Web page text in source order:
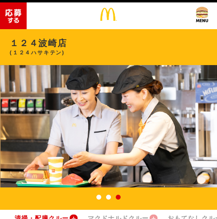
１２４波崎店
(１２４ハサキテン)